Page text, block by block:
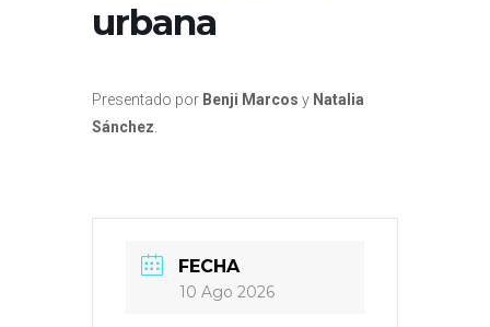
urbana
Presentado por Benji Marcos y Natalia
Sánchez
FECHA
10 Ago 2026